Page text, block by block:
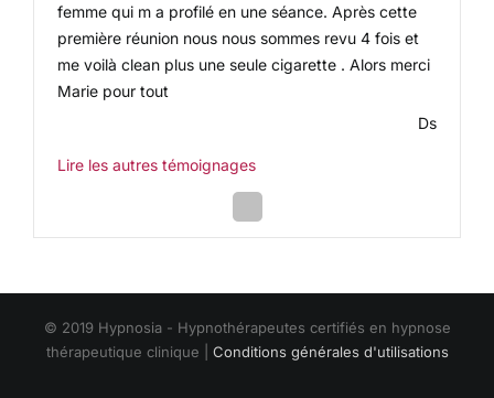
femme qui m a profilé en une séance. Après cette
première réunion nous nous sommes revu 4 fois et
me voilà clean plus une seule cigarette . Alors merci
Marie pour tout
Ds
Lire les autres témoignages
Slide
© 2019 Hypnosia - Hypnothérapeutes certifiés en hypnose
thérapeutique clinique | Conditions générales d'utilisations